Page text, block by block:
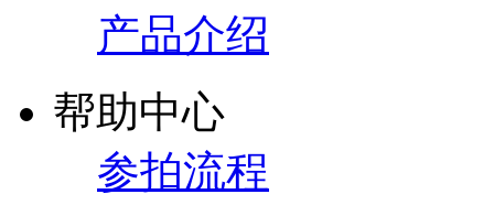
产品介绍
帮助中心
参拍流程